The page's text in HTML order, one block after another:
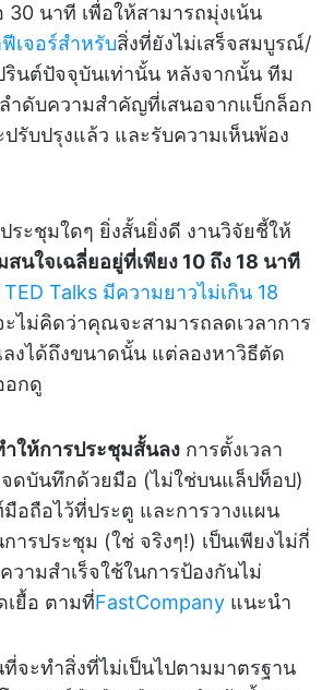
30 นาที เพื่อให้สามารถมุ่งเน้น
เจอร์สำหรับสิ่งที่ยังไม่เสร็จสมบูรณ์/
รินต์ปัจจุบันเท่านั้น หลังจากนั้น ทีม
ำดับความสำคัญที่เสนอจากแบ็กล็อก
รับปรุงแล้ว และรับความเห็นพ้อง
ระชุมใดๆ ยิ่งสั้นยิ่งดี งานวิจัยชี้ให้
สนใจเฉลี่ยอยู่ที่เพียง 10 ถึง 18 นาที
Talks มีความยาวไม่เกิน 18
ะไม่คิดว่าคุณจะสามารถลดเวลาการ
งได้ถึงขนาดนั้น แต่ลองหาวิธีตัด
อกดู
ให้การประชุมสั้นลง การตั้งเวลา
จดบันทึกด้วยมือ (ไม่ใช่บนแล็ปท็อป)
มือถือไว้ที่ประตู และการวางแผน
การประชุม (ใช่ จริงๆ!) เป็นเพียงไม่กี่
ามสำเร็จใช้ในการป้องกันไม่
เยื้อ ตามที่FastCompany แนะนำ
จะทำสิ่งที่ไม่เป็นไปตามมาตรฐาน